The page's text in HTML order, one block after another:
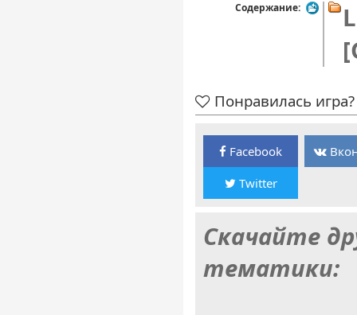
Содержание:
Понравилась
Facebook
Twitter
Скачайте
тематики: